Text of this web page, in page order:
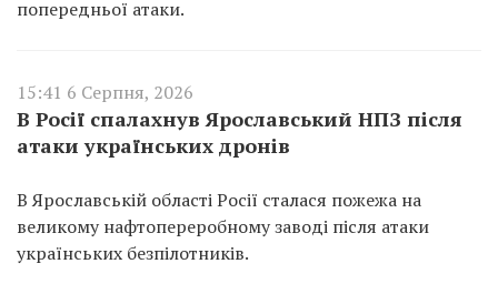
попередньої атаки.
15:41 6 Серпня, 2026
В Росії спалахнув Ярославський НПЗ після
атаки українських дронів
В Ярославській області Росії сталася пожежа на
великому нафтопереробному заводі після атаки
українських безпілотників.